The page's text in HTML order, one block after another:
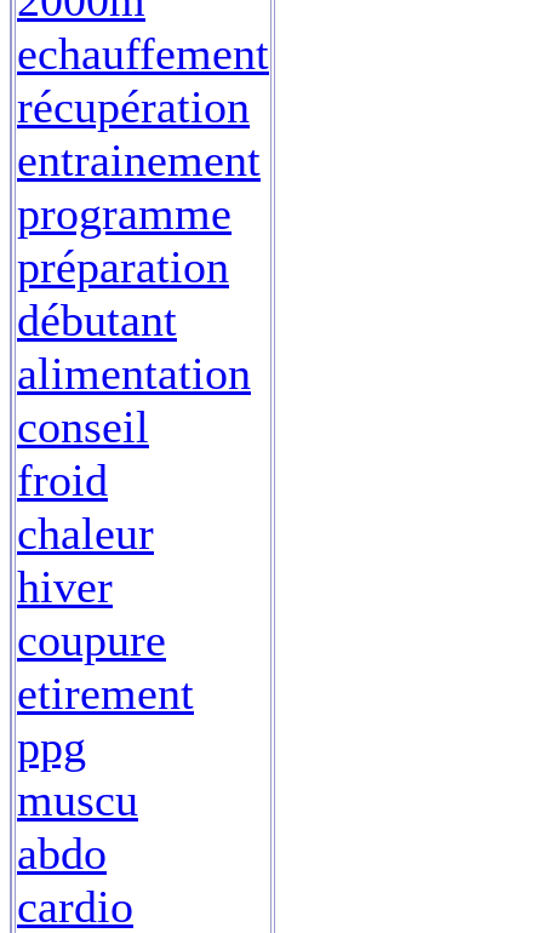
echauffement
récupération
entrainement
programme
préparation
débutant
alimentation
conseil
froid
chaleur
hiver
coupure
etirement
ppg
muscu
abdo
cardio